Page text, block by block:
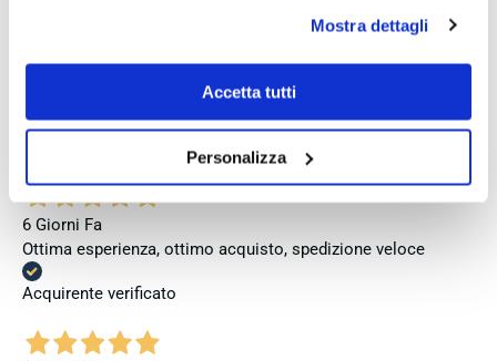
Se vuoi saperne di più consulta laprivacy policye la
Mostra dettagli
Accetta tutti
Personalizza
6 Giorni Fa
Ottima esperienza, ottimo acquisto, spedizione veloce
Acquirente verificato